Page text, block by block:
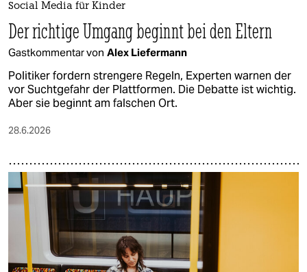
Social Media für Kinder
Der richtige Umgang beginnt bei den Eltern
Gastkommentar von Alex Liefermann
Politiker fordern strengere Regeln, Experten warnen der
vor Suchtgefahr der Plattformen. Die Debatte ist wichtig.
Aber sie beginnt am falschen Ort.
28.6.2026